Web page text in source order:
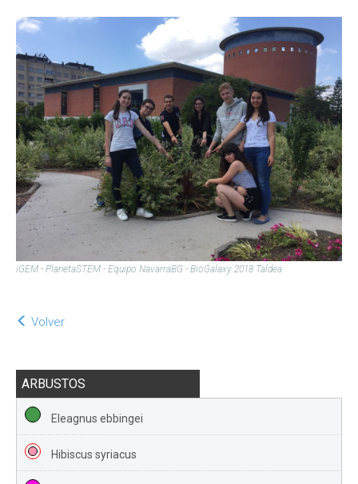
iGEM - PlanetaSTEM - Equipo NavarraBG - BioGalaxy 2018 Taldea
Volver
ARBUSTOS
Eleagnus ebbingei
Hibiscus syriacus